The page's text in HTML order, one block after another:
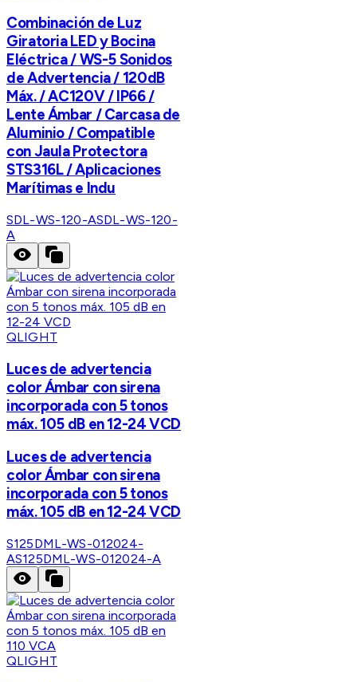
Combinación de Luz
Giratoria LED y Bocina
Eléctrica / WS-5 Sonidos
de Advertencia / 120dB
Máx. / AC120V / IP66 /
Lente Ámbar / Carcasa de
Aluminio / Compatible
con Jaula Protectora
STS316L / Aplicaciones
Marítimas e Indu
SDL-WS-120-ASDL-WS-120-
A
QLIGHT
Luces de advertencia
color Ámbar con sirena
incorporada con 5 tonos
máx. 105 dB en 12-24 VCD
Luces de advertencia
color Ámbar con sirena
incorporada con 5 tonos
máx. 105 dB en 12-24 VCD
S125DML-WS-012024-
AS125DML-WS-012024-A
QLIGHT